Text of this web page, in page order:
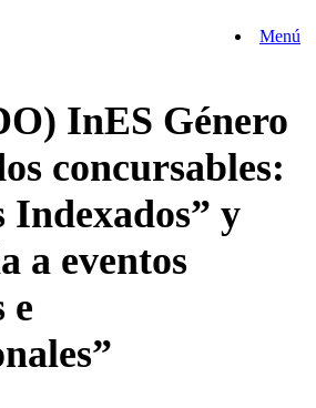
Menú
InES Género
concursables:
y
a eventos
e